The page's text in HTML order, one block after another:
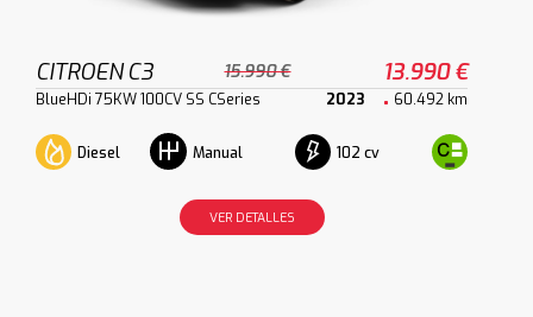
CITROEN C3 15.990 € 13.990 €
BlueHDi 75KW 100CV SS CSeries 2023 60.492 km
Diesel Manual 102 cv
VER DETALLES